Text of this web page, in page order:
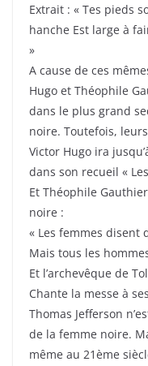
Extrait : « Tes pieds
hanche Est large à
»
A cause de ces
Hugo et Théophile
dans le plus grand
noire. Toutefois,
Victor Hugo ira
dans son recueil «
Et Théophile
noire :
« Les femmes disent
Mais tous les
Et l’archevêque de
Chante la messe à
Thomas Jefferson
de la femme noire.
même au 21ème